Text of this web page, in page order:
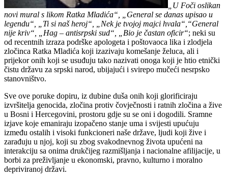
„U Foči oslikan
novi mural s likom Ratka Mladića“, „General se danas upisao u
legendu“, „Ti si naš heroj“, „Nek je tvojoj majci hvala“,“General
nije kriv“, „Hag – antisrpski sud“, „Bio je častan oficir“; neki su
od recentnih izraza podrške apologeta i poštovaoca lika i zlodjela
zločinca Ratka Mladića koji izazivaju komešanje želuca, ali i
prijekor onih koji se usuđuju tako nazivati onoga koji je htio etnički
čistu državu za srpski narod, ubijajući i svirepo mučeći nesrpsko
stanovništvo.
Sve ove poruke dopiru, iz dubine duša onih koji glorificiraju
izvršitelja genocida, zločina protiv čovječnosti i ratnih zločina a žive
u Bosni i Hercegovini, prostoru gdje su se oni i dogodili. Sramne
izjave koje emaniraju izopačeno stanje uma i svijesti upućuju
između ostalih i visoki funkcioneri naše države, ljudi koji žive i
zarađuju u njoj, koji su zbog svakodnevnog života upućeni na
interakciju sa onima drukčijeg razmišljanja i nacionalne afilijacije, u
borbi za preživljanje u ekonomski, pravno, kulturno i moralno
depriviranoj državi.